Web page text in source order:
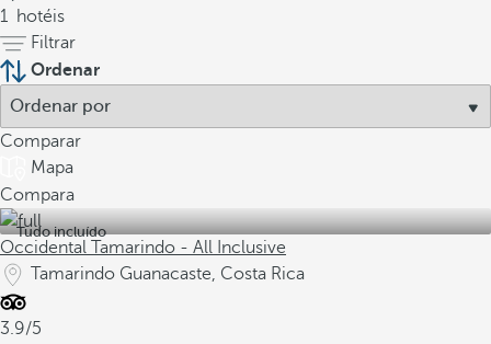
1 hotéis
Filtrar
Ordenar
Comparar
Mapa
Compara
Tudo incluído
Occidental Tamarindo - All Inclusive
Tamarindo Guanacaste, Costa Rica
3.9/5